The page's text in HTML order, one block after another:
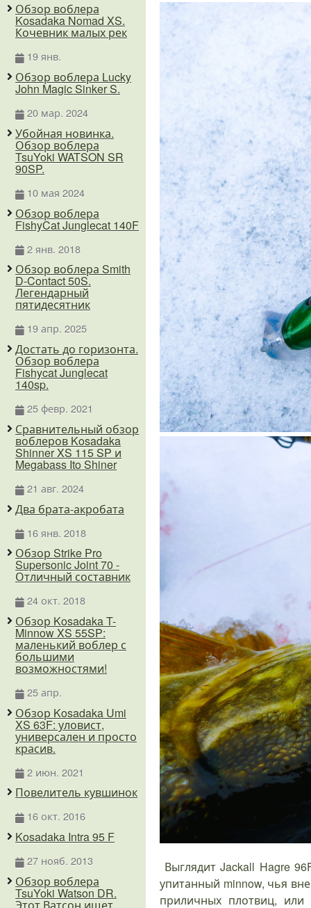
Выглядит Jackall Hagre
упитанный minnow, чья
приличных плотвиц,
Обзор воблера
Kosadaka Nomad XS.
Кочевник малых рек
19 янв.
Обзор воблера Lucky
John Magic Sinker S.
20 мар. 2024
Убойная новинка.
Обзор воблера
TsuYoki WATSON SR
90SP.
10 мая 2024
Обзор воблера
FishyCat Junglecat 140F
2 янв. 2018
Обзор воблера Smith
D-Contact 50S.
Легендарный
пятидесятник
19 апр. 2025
Достать до горизонта.
Обзор воблера
Fishycat Junglecat
140sp.
25 февр. 2021
Сравнительный обзор
воблеров Kosadaka
Shinner XS 115 SP и
Megabass Ito Shiner
21 авг. 2024
Два брата-акробата
16 янв. 2018
Обзор Strike Pro
Supersonic Joint 70 -
Отличный составник
24 окт. 2018
Обзор Kosadaka T-
Minnow XS 55SP:
маленький воблер с
большими
возможностями!
25 апр.
Обзор Kosadaka Umi
XS 63F: уловист,
универсален и просто
красив.
2 июн. 2021
Повелитель кувшинок
16 окт. 2016
Kosadaka Intra 95 F
27 нояб. 2013
Обзор воблера
TsuYoki Watson DR.